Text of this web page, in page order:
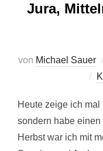
Jura,
von Michael Sauer
Heute zeige ich
sondern habe
Herbst war ich mit